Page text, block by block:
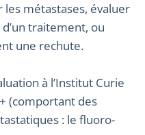
métastases, évaluer
traitement, ou
une rechute.
à l’Institut Curie
(comportant des
: le fluoro-